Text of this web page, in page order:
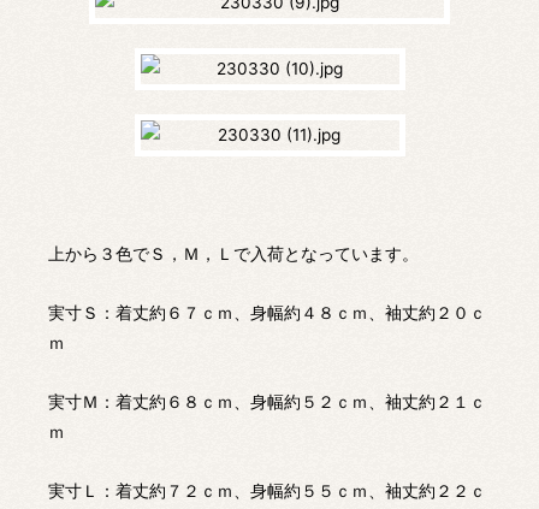
上から３色でＳ，Ｍ，Ｌで入荷となっています。
実寸Ｓ：着丈約６７ｃｍ、身幅約４８ｃｍ、袖丈約２０ｃ
ｍ
実寸Ｍ：着丈約６８ｃｍ、身幅約５２ｃｍ、袖丈約２１ｃ
ｍ
実寸Ｌ：着丈約７２ｃｍ、身幅約５５ｃｍ、袖丈約２２ｃ